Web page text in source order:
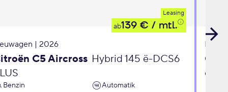
Leasing
ab139 € / mtl.
| 2026
C5 Aircross Hybrid 145 ë-DCS6
Benzin
Automatik